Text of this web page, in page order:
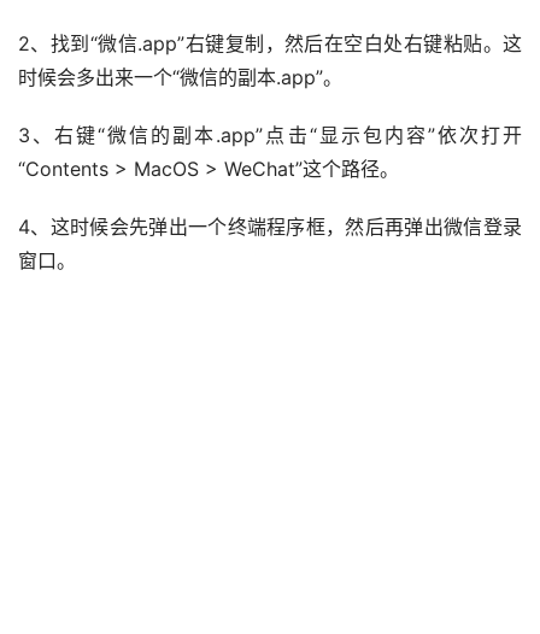
2、找到“微信.app”右键复制，然后在空白处右键粘贴。这
时候会多出来一个“微信的副本.app”。
3、右键“微信的副本.app”点击“显示包内容”依次打开
“Contents > MacOS > WeChat”这个路径。
4、这时候会先弹出一个终端程序框，然后再弹出微信登录
窗口。